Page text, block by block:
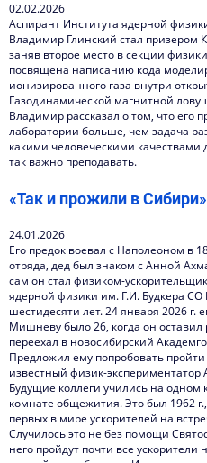
02.02.2026
Аспирант Института ядерной
Владимир Глинский стал призером
заняв второе место в секции
посвящена написанию кода
ионизированного газа внутри
Газодинамической магнитной
Владимир рассказал о том, что его
лаборатории больше, чем задача
какими человеческими
так важно преподавать.
«Так и прожили в Сибири»
24.01.2026
Его предок воевал с Наполеоном в
отряда, дед был знаком с Анной
сам он стал физиком-
ядерной физики им. Г.И. Будкера
шестидесяти лет. 24 января 2026 г.
Мишневу было 26, когда он оставил
переехал в новосибирский
Предложил ему попробовать
известный физик-
Будущие коллеги учились на
комнате общежития. Это был 1962
первых в мире ускорителей на
Случилось это не без помощи
него пройдут почти все